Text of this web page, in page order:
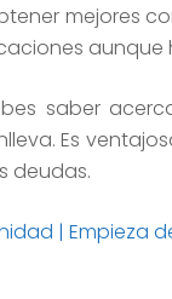
mejores
aunque
saber
Es
deudas.
| Empieza